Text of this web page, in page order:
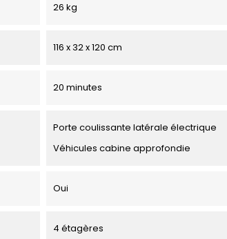
26 kg
116 x 32 x 120 cm
20 minutes
Porte coulissante latérale électrique
Véhicules cabine approfondie
Oui
4 étagères